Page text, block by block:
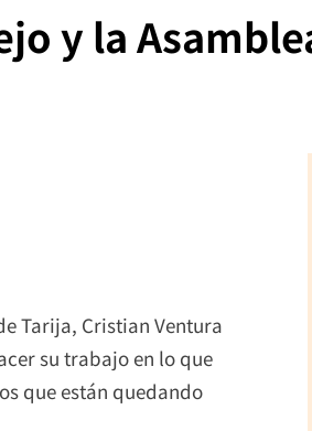
y la
Tarija, Cristian Ventura
su trabajo en lo que
que están quedando